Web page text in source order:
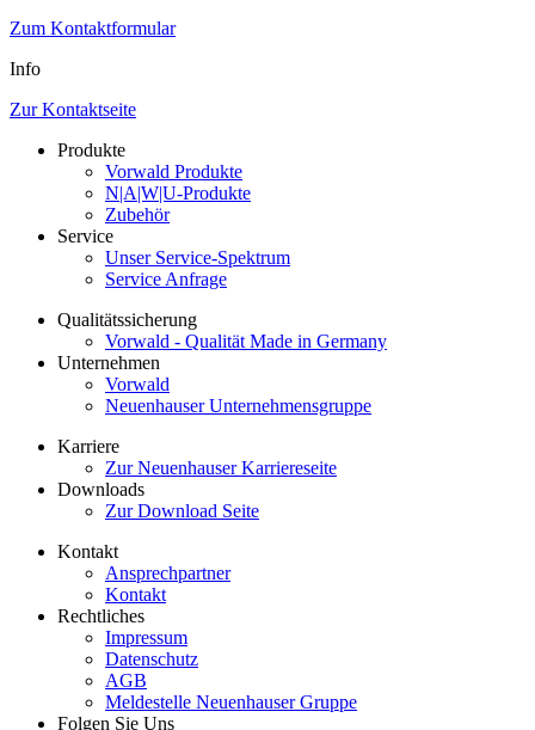
Zum Kontaktformular
Info
Zur Kontaktseite
Produkte
Vorwald Produkte
N|A|W|U-Produkte
Zubehör
Service
Unser Service-Spektrum
Service Anfrage
Qualitätssicherung
Vorwald - Qualität Made in Germany
Unternehmen
Vorwald
Neuenhauser Unternehmensgruppe
Karriere
Zur Neuenhauser Karriereseite
Downloads
Zur Download Seite
Kontakt
Ansprechpartner
Kontakt
Rechtliches
Impressum
Datenschutz
AGB
Meldestelle Neuenhauser Gruppe
Folgen Sie Uns